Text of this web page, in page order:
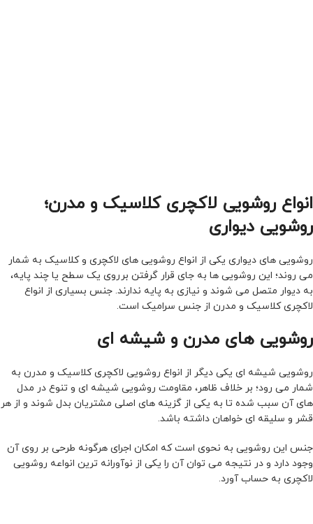
انواع روشویی لاکچری کلاسیک و مدرن؛
روشویی دیواری
روشویی های دیواری یکی از انواع روشویی های لاکچری و کلاسیک به شمار
می روند؛ این روشویی ها به جای قرار گرفتن برروی یک سطح یا چند پایه،
به دیوار متصل می شوند و نیازی به پایه ندارند. جنس بسیاری از انواع
لاکچری کلاسیک و مدرن از جنس سرامیک است.
روشویی های مدرن و شیشه ای
روشویی شیشه ای یکی دیگر از انواع روشویی لاکچری کلاسیک و مدرن به
شمار می رود؛ بر خلاف ظاهر، مقاومت روشویی شیشه ای و تنوع در مدل
های آن سبب شده تا به یکی از گزینه های اصلی مشتریان بدل شوند و از هر
قشر و سلیقه ای خواهان داشته باشد.
جنس این روشویی به نحوی است که امکان اجرای هرگونه طرحی بر روی آن
وجود دارد و در نتیجه می توان آن را یکی از نوآورانه ترین انواعه روشویی
لاکچری به حساب آورد.